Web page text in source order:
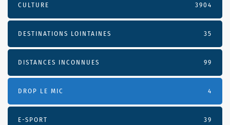
CULTURE 3904
DESTINATIONS LOINTAINES 35
DISTANCES INCONNUES 99
DROP LE MIC 4
E-SPORT 39